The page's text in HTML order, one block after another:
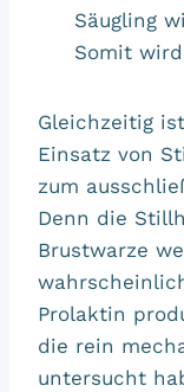
Säugling
Somit
Gleichzeitig
Einsatz von
zum
Denn die
Brustwarze
Prolaktin
die rein
untersucht